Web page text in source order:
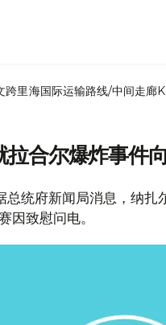
跨里海国际运输路线/中间走廊
合尔爆炸事件
统府新闻局消息，纳扎
因致慰问电。